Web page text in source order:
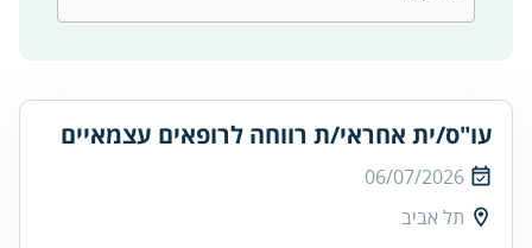
עו"ס/ית אחראי/ת רווחה לרופאים עצמאיים
06/07/2026
תל אביב